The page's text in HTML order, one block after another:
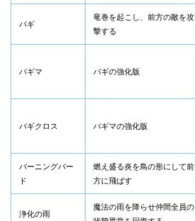
バギ
竜巻を起こし、前方の敵を攻
撃する
バギマ バギの強化版
バギクロス バギマの強化版
バーニングバー
ド
燃え盛る炎を鳥の形にして前
方に飛ばす
浄化の雨
魔法の雨を降らせ仲間全員の